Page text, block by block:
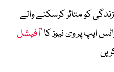
کو متاثر کرسکنے والے
ایپ پر وی نیوز کا ’آفیشل